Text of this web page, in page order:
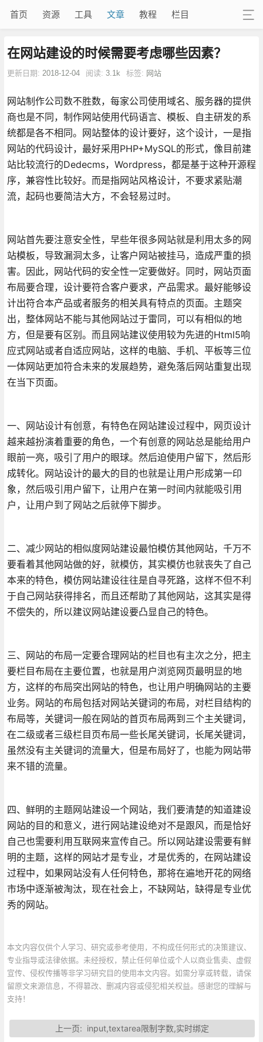
首页 资源 工具 文章 教程 栏目
在网站建设的时候需要考虑哪些因素？
更新日期: 2018-12-04 阅读: 3.1k 标签: 网站
网站制作公司数不胜数，每家公司使用域名、服务器的提供
商也是不同，制作网站使用代码语言、模板、自主研发的系
统都是各不相同。网站整体的设计要好，这个设计，一是指
网站的代码设计，最好采用PHP+MySQL的形式，像目前建
站比较流行的Dedecms，Wordpress，都是基于这种开源程
序，兼容性比较好。而是指网站风格设计，不要求紧贴潮
流，起码也要简洁大方，不会轻易过时。
网站首先要注意安全性，早些年很多网站就是利用太多的网
站模板，导致漏洞太多，让客户网站被挂马，造成严重的损
害。因此，网站代码的安全性一定要做好。同时，网站页面
布局要合理，设计要符合客户要求，产品需求。最好能够设
计出符合本产品或者服务的相关具有特点的页面。主题突
出，整体网站不能与其他网站过于雷同，可以有相似的地
方，但是要有区别。而且网站建议使用较为先进的Html5响
应式网站或者自适应网站，这样的电脑、手机、平板等三位
一体网站更加符合未来的发展趋势，避免落后网站重复出现
在当下页面。
一、网站设计有创意，有特色在网站建设过程中，网页设计
越来越扮演着重要的角色，一个有创意的网站总是能给用户
眼前一亮，吸引了用户的眼球。然后迫使用户留下，然后形
成转化。网站设计的最大的目的也就是让用户形成第一印
象，然后吸引用户留下，让用户在第一时间内就能吸引用
户，让用户到了网站之后就停下脚步。
二、减少网站的相似度网站建设最怕模仿其他网站，千万不
要看着其他网站做的好，就模仿，其实模仿也就丧失了自己
本来的特色，模仿网站建设往往是自寻死路，这样不但不利
于自己网站获得排名，而且还帮助了其他网站，这其实是得
不偿失的，所以建议网站建设要凸显自己的特色。
三、网站的布局一定要合理网站的栏目也有主次之分，把主
要栏目布局在主要位置，也就是用户浏览网页最明显的地
方，这样的布局突出网站的特色，也让用户明确网站的主要
业务。网站的布局包括对网站关键词的布局，对栏目结构的
布局等，关键词一般在网站的首页布局两到三个主关键词，
在二级或者三级栏目页布局一些长尾关键词，长尾关键词，
虽然没有主关键词的流量大，但是布局好了，也能为网站带
来不错的流量。
四、鲜明的主题网站建设一个网站，我们要清楚的知道建设
网站的目的和意义，进行网站建设绝对不是跟风，而是恰好
自己也需要利用互联网来宣传自己。所以网站建设需要有鲜
明的主题，这样的网站才是专业，才是优秀的，在网站建设
过程中，如果网站没有人任何特色，那将在遍地开花的网络
市场中逐渐被淘汰，现在社会上，不缺网站，缺得是专业优
秀的网站。
本文内容仅供个人学习、研究或参考使用，不构成任何形式的决策建议、
专业指导或法律依据。未经授权，禁止任何单位或个人以商业售卖、虚假
宣传、侵权传播等非学习研究目的使用本文内容。如需分享或转载，请保
留原文来源信息，不得篡改、删减内容或侵犯相关权益。感谢您的理解与
支持！
上一页: input,textarea限制字数,实时绑定